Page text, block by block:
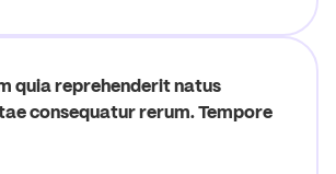
quia reprehenderit natus
consequatur rerum. Tempore